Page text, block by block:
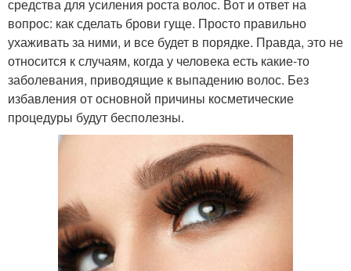
средства для усиления роста волос. Вот и ответ на
вопрос: как сделать брови гуще. Просто правильно
ухаживать за ними, и все будет в порядке. Правда, это не
относится к случаям, когда у человека есть какие-то
заболевания, приводящие к выпадению волос. Без
избавления от основной причины косметические
процедуры будут бесполезны.